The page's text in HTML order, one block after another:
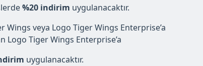
%20 indirim uygulanacaktır.
Wings veya Logo Tiger Wings Enterprise’a
Logo Tiger Wings Enterprise’a
uygulanacaktır.